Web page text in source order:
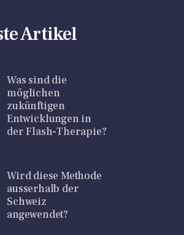
Artikel
Was sind die
möglichen
zukünftigen
Entwicklungen in
der Flash-Therapie?
Wird diese Methode
ausserhalb der
Schweiz
angewendet?